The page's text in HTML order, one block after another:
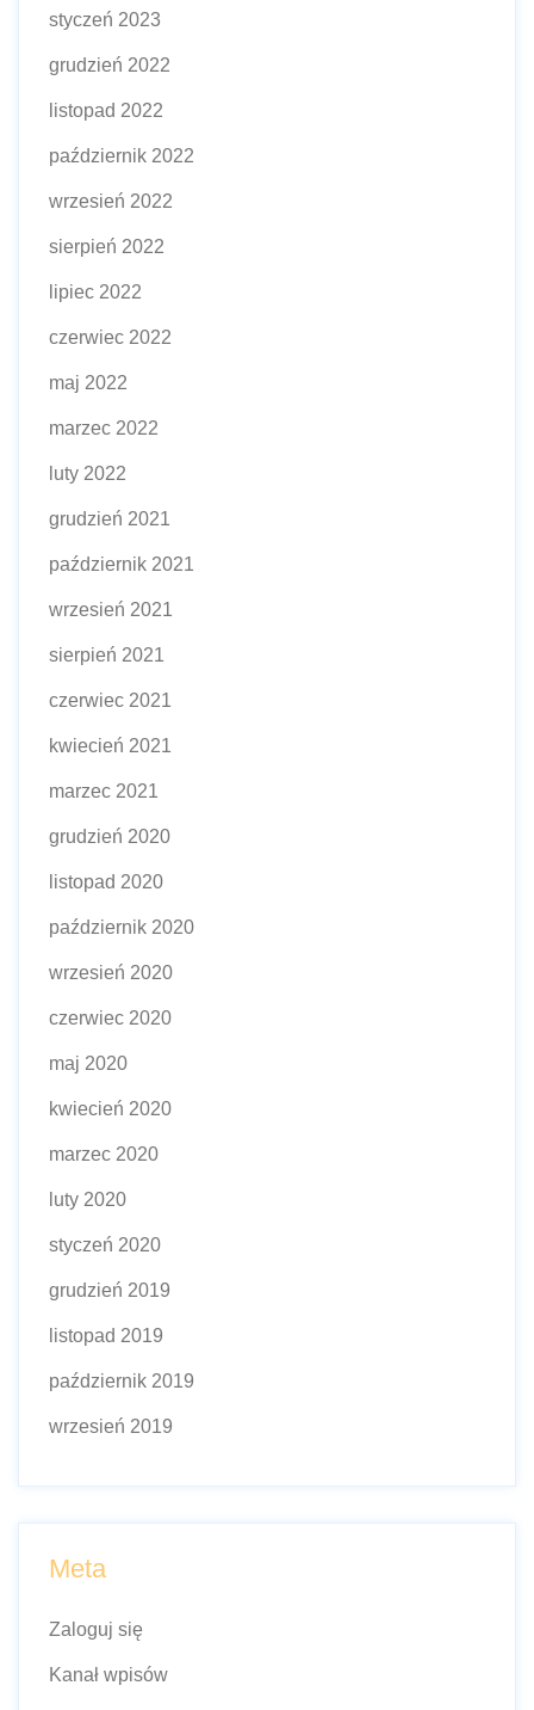
styczeń 2023
grudzień 2022
listopad 2022
październik 2022
wrzesień 2022
sierpień 2022
lipiec 2022
czerwiec 2022
maj 2022
marzec 2022
luty 2022
grudzień 2021
październik 2021
wrzesień 2021
sierpień 2021
czerwiec 2021
kwiecień 2021
marzec 2021
grudzień 2020
listopad 2020
październik 2020
wrzesień 2020
czerwiec 2020
maj 2020
kwiecień 2020
marzec 2020
luty 2020
styczeń 2020
grudzień 2019
listopad 2019
październik 2019
wrzesień 2019
Meta
Zaloguj się
Kanał wpisów